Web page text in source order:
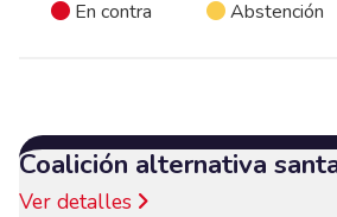
En contra Abstención
Coalición alternativa
Ver detalles